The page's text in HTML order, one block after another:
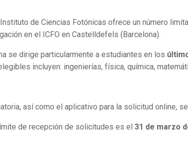
de Ciencias Fotónicas ofrece un número
en el ICFO en Castelldefels (Barcelona).
se dirige particularmente a estudiantes en los
incluyen: ingenierías, física, química,
así como el aplicativo para la solicitud online,
de recepción de solicitudes es el 31 de marzo